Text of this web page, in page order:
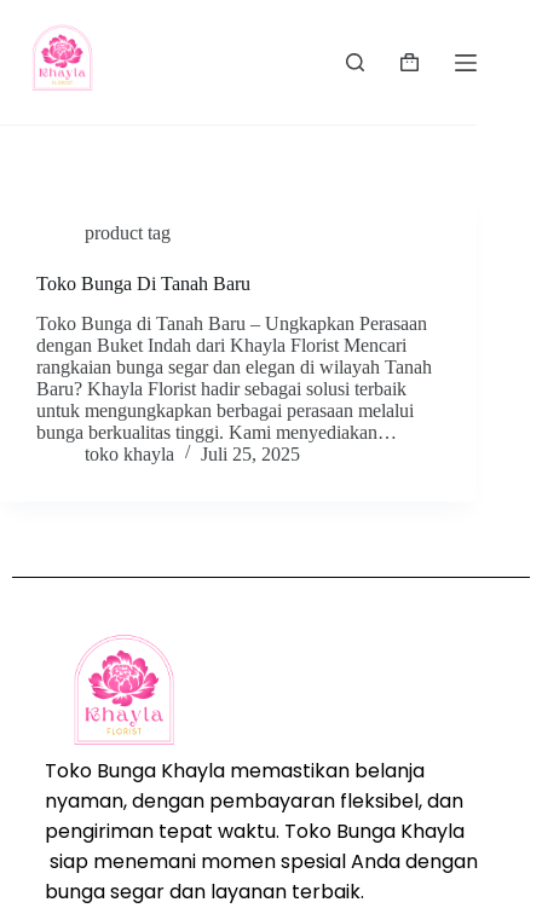
product tag
Toko Bunga Di Tanah Baru
Toko Bunga di Tanah Baru – Ungkapkan Perasaan
dengan Buket Indah dari Khayla Florist Mencari
rangkaian bunga segar dan elegan di wilayah Tanah
Baru? Khayla Florist hadir sebagai solusi terbaik
untuk mengungkapkan berbagai perasaan melalui
bunga berkualitas tinggi. Kami menyediakan…
toko khayla
Juli 25, 2025
Toko Bunga Khayla memastikan belanja
nyaman, dengan pembayaran fleksibel, dan
pengiriman tepat waktu. Toko Bunga Khayla
siap menemani momen spesial Anda dengan
bunga segar dan layanan terbaik.